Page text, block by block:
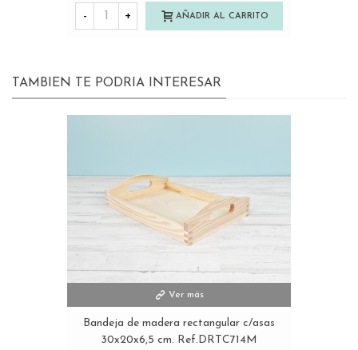
- + AÑADIR AL CARRITO
TAMBIEN TE PODRIA INTERESAR
Ver más
Bandeja de madera rectangular c/asas
30x20x6,5 cm. Ref.DRTC714M